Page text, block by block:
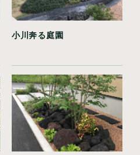
小川奔る庭園